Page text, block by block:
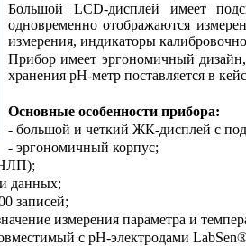
Большой LCD-дисплей имеет
одновременно отображаются
измерения, индикаторы
Прибор имеет эргономичный
хранения рН-метр поставляется в
Основные особенности прибора:
- большой и четкий ЖК-дисплей с
- эргономичный корпус;
данных;
записей;
измерения параметра и
с pH-электродами